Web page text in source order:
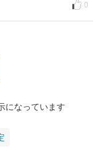
0
になっています